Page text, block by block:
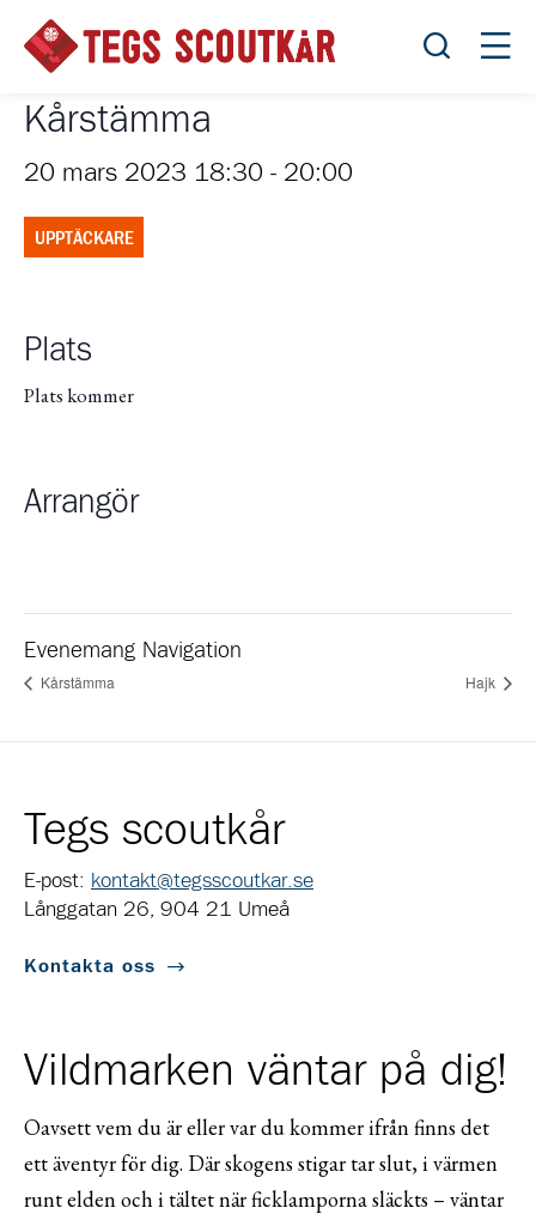
Öppna
Kårstämma
20 mars 2023 18:30 - 20:00
UPPTÄCKARE
Plats
Plats kommer
Arrangör
Evenemang Navigation
Kårstämma Hajk
Tegs scoutkår
E-post: kontakt@tegsscoutkar.se
Långgatan 26, 904 21 Umeå
Kontakta oss
Vildmarken väntar på dig!
Oavsett vem du är eller var du kommer ifrån finns det
ett äventyr för dig. Där skogens stigar tar slut, i värmen
runt elden och i tältet när ficklamporna släckts – väntar